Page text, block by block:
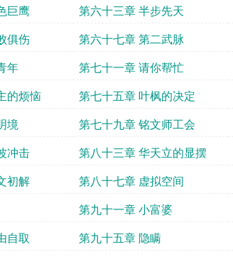
巨鹰 第六十三章 半步先天
俱伤 第六十七章 第二武脉
年 第七十一章 请你帮忙
的烦恼 第七十五章 叶枫的决定
境 第七十九章 铭文师工会
冲击 第八十三章 华天立的显摆
初解 第八十七章 虚拟空间
第九十一章 小富婆
自取 第九十五章 隐瞒